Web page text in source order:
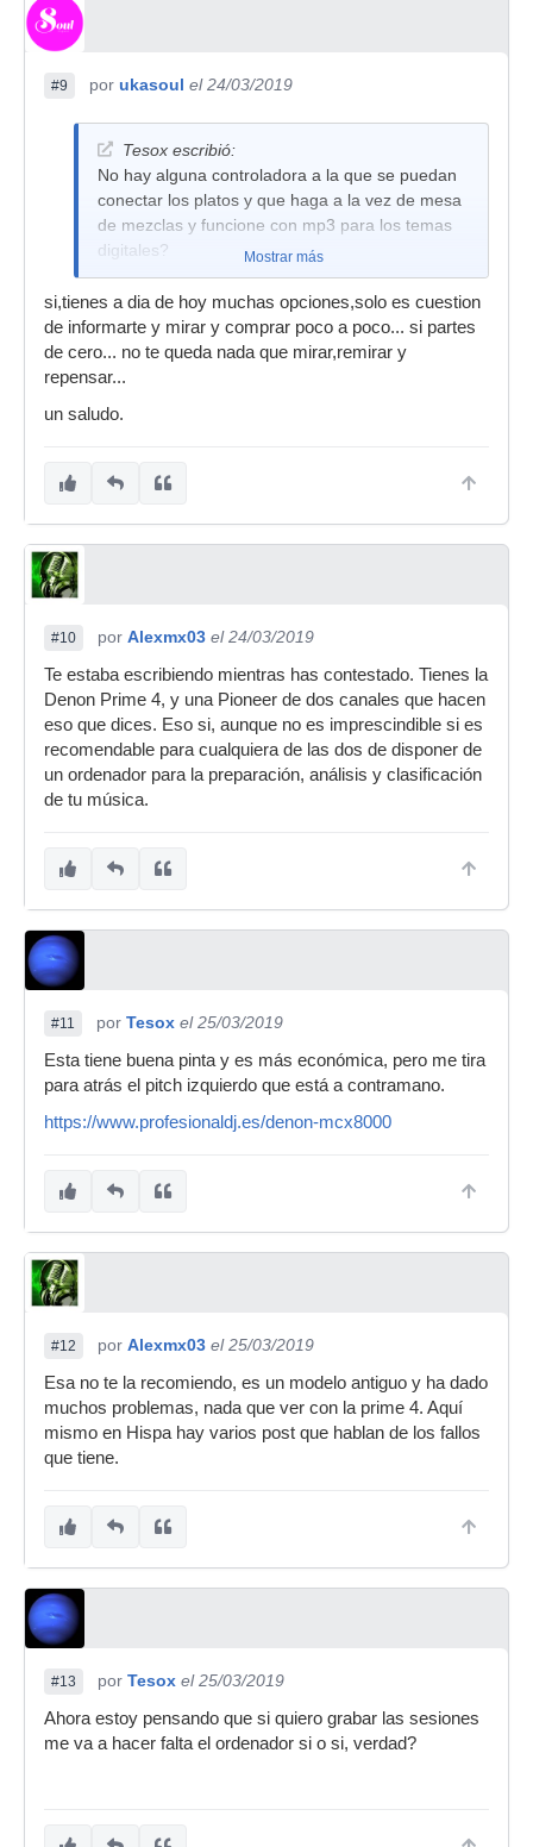
#9 por ukasoul el 24/03/2019
Tesox escribió:
No hay alguna controladora a la que se puedan
conectar los platos y que haga a la vez de mesa
de mezclas y funcione con mp3 para los temas
digitales?
Mostrar más
si,tienes a dia de hoy muchas opciones,solo es cuestion
de informarte y mirar y comprar poco a poco... si partes
de cero... no te queda nada que mirar,remirar y
repensar...
un saludo.
#10 por Alexmx03 el 24/03/2019
Te estaba escribiendo mientras has contestado. Tienes la
Denon Prime 4, y una Pioneer de dos canales que hacen
eso que dices. Eso si, aunque no es imprescindible si es
recomendable para cualquiera de las dos de disponer de
un ordenador para la preparación, análisis y clasificación
de tu música.
#11 por Tesox el 25/03/2019
Esta tiene buena pinta y es más económica, pero me tira
para atrás el pitch izquierdo que está a contramano.
https://www.profesionaldj.es/denon-mcx8000
#12 por Alexmx03 el 25/03/2019
Esa no te la recomiendo, es un modelo antiguo y ha dado
muchos problemas, nada que ver con la prime 4. Aquí
mismo en Hispa hay varios post que hablan de los fallos
que tiene.
#13 por Tesox el 25/03/2019
Ahora estoy pensando que si quiero grabar las sesiones
me va a hacer falta el ordenador si o si, verdad?